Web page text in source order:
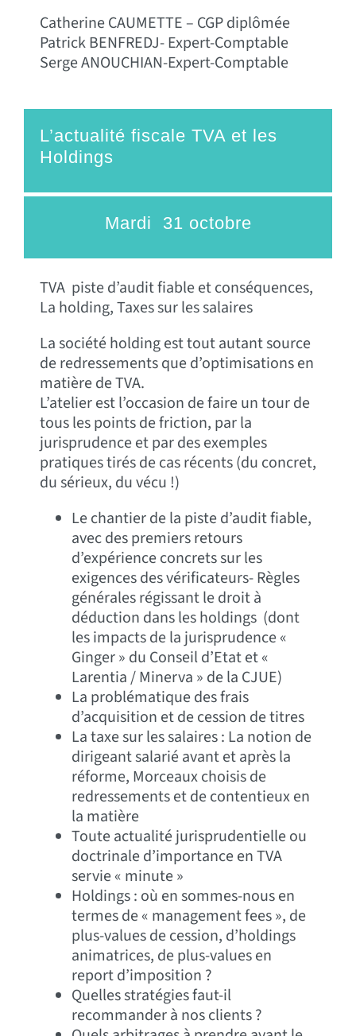
Catherine CAUMETTE – CGP diplômée
Patrick BENFREDJ- Expert-Comptable
Serge ANOUCHIAN-Expert-Comptable
L’actualité fiscale TVA et les
Holdings
Mardi 31 octobre
TVA piste d’audit fiable et conséquences,
La holding, Taxes sur les salaires
La société holding est tout autant source
de redressements que d’optimisations en
matière de TVA.
L’atelier est l’occasion de faire un tour de
tous les points de friction, par la
jurisprudence et par des exemples
pratiques tirés de cas récents (du concret,
du sérieux, du vécu !)
Le chantier de la piste d’audit fiable,
avec des premiers retours
d’expérience concrets sur les
exigences des vérificateurs- Règles
générales régissant le droit à
déduction dans les holdings (dont
les impacts de la jurisprudence «
Ginger » du Conseil d’Etat et «
Larentia / Minerva » de la CJUE)
La problématique des frais
d’acquisition et de cession de titres
La taxe sur les salaires : La notion de
dirigeant salarié avant et après la
réforme, Morceaux choisis de
redressements et de contentieux en
la matière
Toute actualité jurisprudentielle ou
doctrinale d’importance en TVA
servie « minute »
Holdings : où en sommes-nous en
termes de « management fees », de
plus-values de cession, d’holdings
animatrices, de plus-values en
report d’imposition ?
Quelles stratégies faut-il
recommander à nos clients ?